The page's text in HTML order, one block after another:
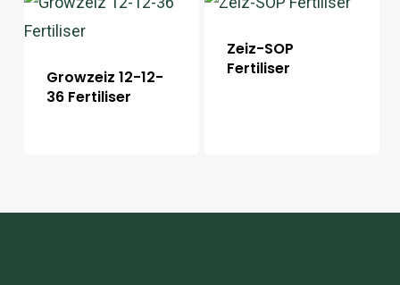
Growzeiz 12-12-
36 Fertiliser
Zeiz-SOP
Fertiliser